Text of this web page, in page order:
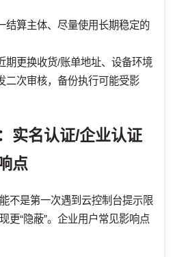
结算主体、尽量使用长期稳定的
期更换收货/账单地址、设备环境
二次审核，备份执行可能受影
实名认证/企业认证
点
不是第一次遇到云控制台提示限
更“隐蔽”。企业用户常见影响点